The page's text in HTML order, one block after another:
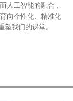
人工智能的融合，
向个性化、精准化
塑我们的课堂。